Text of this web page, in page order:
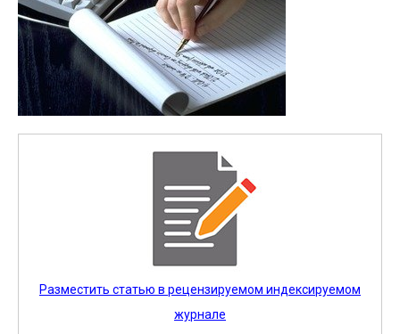
Разместить статью в рецензируемом индексируемом
журнале